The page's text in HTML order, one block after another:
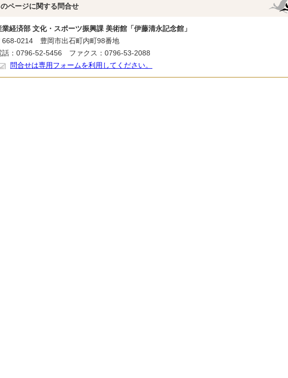
ページに関する 問合せ
業経済部 文化・スポーツ振興課 美術館「伊藤清永記念館」
668-0214 豊岡市出石町内町98番地
話：0796-52-5456 ファクス：0796-53-2088
問合せは専用フォームを利用してください。